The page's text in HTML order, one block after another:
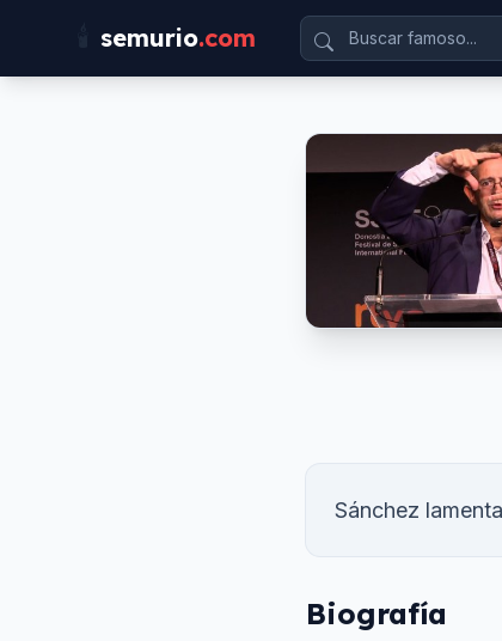
semurio.com
Sánchez
Biografía